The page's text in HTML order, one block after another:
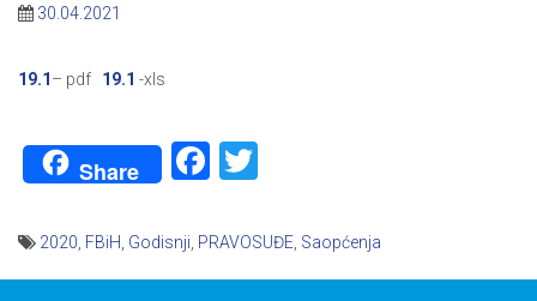
30.04.2021
19.1– pdf 19.1 -xls
Share Facebook
2020 FBiH Godisnji PRAVOSUĐE Saopćenja